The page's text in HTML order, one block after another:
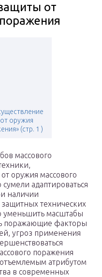
от
оружия
(стр. 1 )
массового
оружия массового
адаптироваться
наличии
технических
уменьшить масштабы
поражающие факторы
угроз применения
поражения
атрибутом
в современных